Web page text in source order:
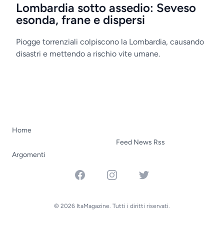
Lombardia sotto assedio: Seveso
esonda, frane e dispersi
Piogge torrenziali colpiscono la Lombardia, causando
disastri e mettendo a rischio vite umane.
Home
Argomenti
Feed News Rss
FacebookInstagramTwitter
© 2026 ItaMagazine. Tutti i diritti riservati.